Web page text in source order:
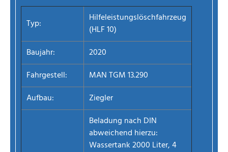
Typ:
Hilfeleistungslöschfahrzeug
(HLF 10)
Baujahr:
2020
Fahrgestell:
MAN TGM 13.290
Aufbau:
Ziegler
Beladung nach DIN
abweichend hierzu:
Wassertank 2000 Liter, 4